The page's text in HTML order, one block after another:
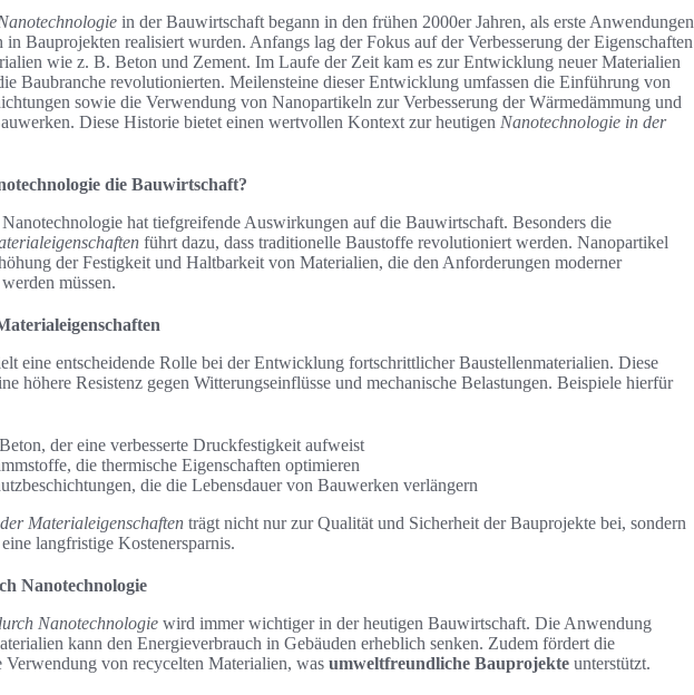
in der Bauwirtschaft begann in den frühen 2000er Jahren, als erste Anwendungen
Bauprojekten realisiert wurden. Anfangs lag der Fokus auf der Verbesserung der Eigenschaften
wie z. B. Beton und Zement. Im Laufe der Zeit kam es zur Entwicklung neuer Materialien
Baubranche revolutionierten. Meilensteine dieser Entwicklung umfassen die Einführung von
sowie die Verwendung von Nanopartikeln zur Verbesserung der Wärmedämmung und
Diese Historie bietet einen wertvollen Kontext zur heutigen Nanotechnologie in der
die Bauwirtschaft?
hat tiefgreifende Auswirkungen auf die Bauwirtschaft. Besonders die
führt dazu, dass traditionelle Baustoffe revolutioniert werden. Nanopartikel
der Festigkeit und Haltbarkeit von Materialien, die den Anforderungen moderner
müssen.
eine entscheidende Rolle bei der Entwicklung fortschrittlicher Baustellenmaterialien. Diese
höhere Resistenz gegen Witterungseinflüsse und mechanische Belastungen. Beispiele hierfür
der eine verbesserte Druckfestigkeit aufweist
die thermische Eigenschaften optimieren
die die Lebensdauer von Bauwerken verlängern
Materialeigenschaften trägt nicht nur zur Qualität und Sicherheit der Bauprojekte bei, sondern
langfristige Kostenersparnis.
Nanotechnologie
Nanotechnologie wird immer wichtiger in der heutigen Bauwirtschaft. Die Anwendung
kann den Energieverbrauch in Gebäuden erheblich senken. Zudem fördert die
Verwendung von recycelten Materialien, was umweltfreundliche Bauprojekte unterstützt.